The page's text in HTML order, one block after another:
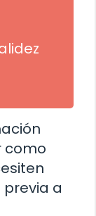
como
a